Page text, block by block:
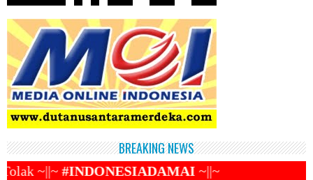
BREAKING NEWS
~||~